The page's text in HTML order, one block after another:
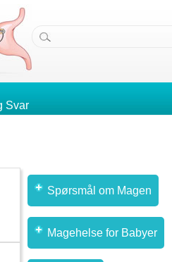
Svar
Spørsmål om Magen
Magehelse for Babyer